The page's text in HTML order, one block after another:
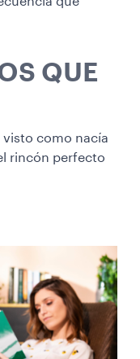
QUE
visto como nacía
rincón perfecto